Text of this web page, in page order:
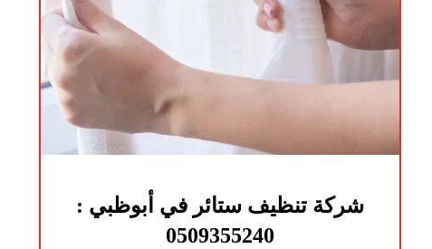
شركة تنظيف ستائر في أبوظبي :
0509355240